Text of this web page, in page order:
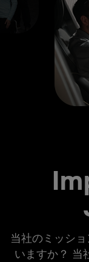
当社のミッシ
いますか？ 当